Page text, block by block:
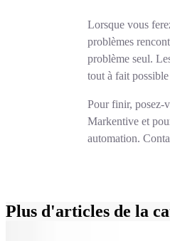
Lorsque vous
problèmes
problème seul.
tout à fait
Pour finir, posez-
Markentive et
automation.
Plus d'articles de la